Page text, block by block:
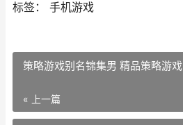
标签： 手机游戏
策略游戏别名锦集男 精品策略游戏
« 上一篇